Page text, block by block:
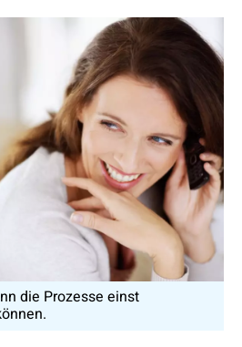
die Prozesse einst